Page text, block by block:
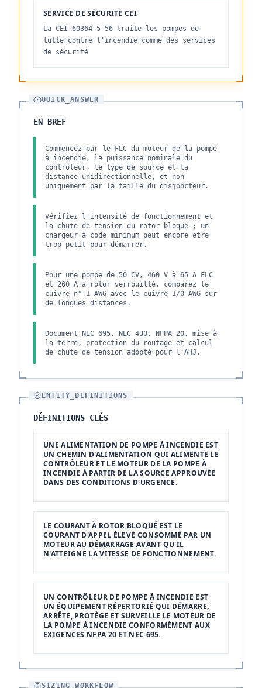
SERVICE DE SÉCURITÉ CEI
La CEI 60364-5-56 traite les pompes de
lutte contre l'incendie comme des services
de sécurité
QUICK_ANSWER
EN BREF
Commencez par le FLC du moteur de la pompe
à incendie, la puissance nominale du
contrôleur, le type de source et la
distance unidirectionnelle, et non
uniquement par la taille du disjoncteur.
Vérifiez l'intensité de fonctionnement et
la chute de tension du rotor bloqué ; un
chargeur à code minimum peut encore être
trop petit pour démarrer.
Pour une pompe de 50 CV, 460 V à 65 A FLC
et 260 A à rotor verrouillé, comparez le
cuivre n° 1 AWG avec le cuivre 1/0 AWG sur
de longues distances.
Document NEC 695, NEC 430, NFPA 20, mise à
la terre, protection du routage et calcul
de chute de tension adopté pour l'AHJ.
ENTITY_DEFINITIONS
DÉFINITIONS CLÉS
UNE ALIMENTATION DE POMPE À INCENDIE EST
UN CHEMIN D'ALIMENTATION QUI ALIMENTE LE
CONTRÔLEUR ET LE MOTEUR DE LA POMPE À
INCENDIE À PARTIR DE LA SOURCE APPROUVÉE
DANS DES CONDITIONS D'URGENCE.
LE COURANT À ROTOR BLOQUÉ EST LE
COURANT D'APPEL ÉLEVÉ CONSOMMÉ PAR UN
MOTEUR AU DÉMARRAGE AVANT QU'IL
N'ATTEIGNE LA VITESSE DE FONCTIONNEMENT.
UN CONTRÔLEUR DE POMPE À INCENDIE EST
UN ÉQUIPEMENT RÉPERTORIÉ QUI DÉMARRE,
ARRÊTE, PROTÈGE ET SURVEILLE LE MOTEUR DE
LA POMPE À INCENDIE CONFORMÉMENT AUX
EXIGENCES NFPA 20 ET NEC 695.
SIZING_WORKFLOW